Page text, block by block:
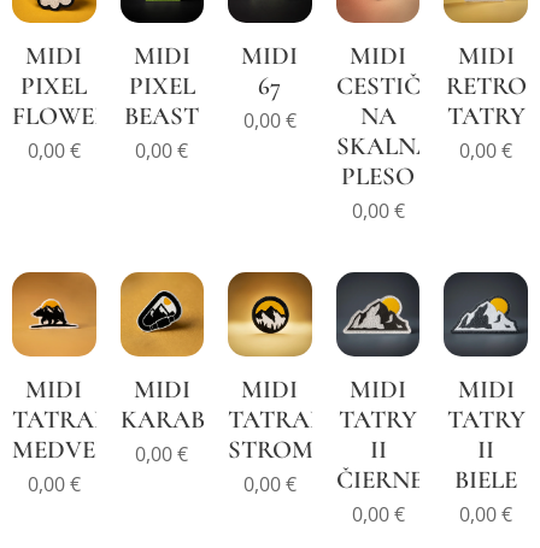
MIDI
PIXEL
FLOWER
0,00€
MIDI
PIXEL
BEAST
0,00€
MIDI
67
0,00€
MIDI
CESTIČKA
NA
SKALNATÉ
PLESO
0,00€
MIDI
RETRO
TATRY
0,00€
MIDI
TATRANSKÝ
MEDVEĎ
0,00€
MIDI
KARABÍNKA
0,00€
MIDI
TATRANSKÉ
STROMČEKY
0,00€
MIDI
TATRY
II
ČIERNE
0,00€
MIDI
TATRY
II
BIELE
0,00€